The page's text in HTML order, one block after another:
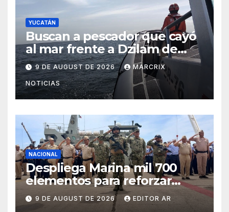
YUCATÁN
Buscan a pescador que cayó
al mar frente a Dzilam de
Bravo, Yucatán
9 DE AUGUST DE 2026 MARCRIX
NOTICIAS
NACIONAL
Despliega Marina mil 700
elementos para reforzar
seguridad en Mazatlán
9 DE AUGUST DE 2026 EDITOR AR